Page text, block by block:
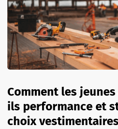
Comment les
ils performance et
choix